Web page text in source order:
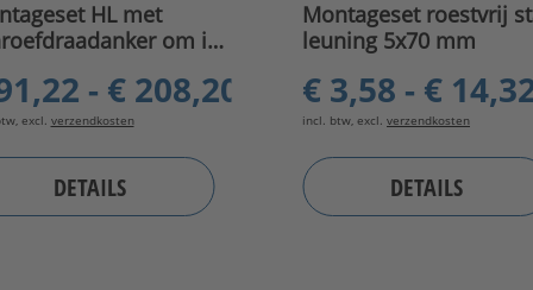
HL met
om in
- € 208,20
excl. verzendkosten
DETAILS
Montageset roestvrij
leuning 5x70 mm
€ 3,58 - €
incl. btw, excl. verzendkosten
DETAILS